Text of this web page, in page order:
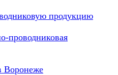
продукцию
проводниковая
Воронеже